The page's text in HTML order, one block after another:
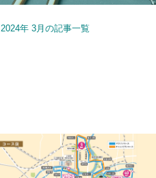
2024年 3月の記事一覧